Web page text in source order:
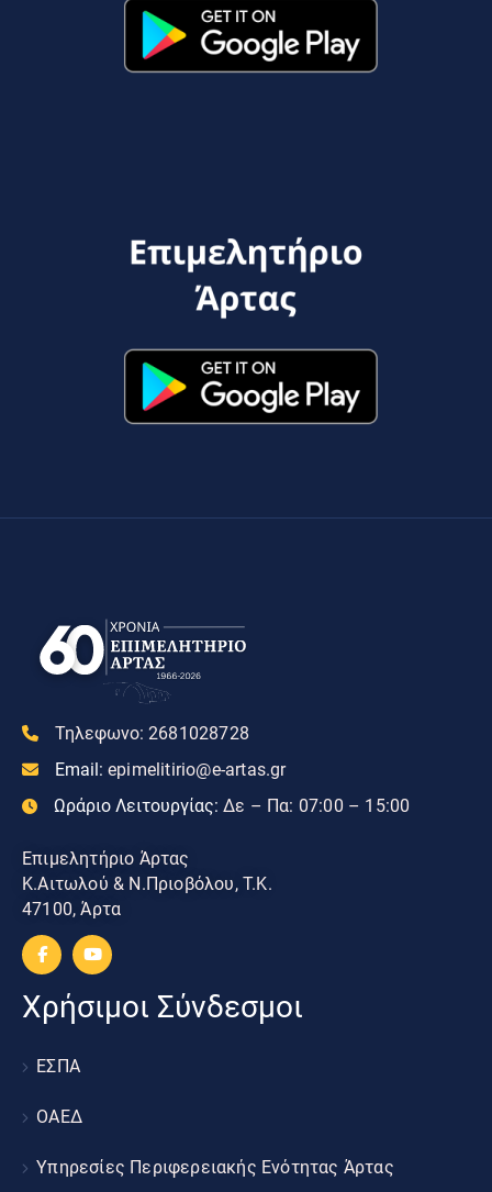
Τηλεφωνο: 2681028728
Email: epimelitirio@e-artas.gr
Ωράριο Λειτουργίας: Δε – Πα: 07:00 – 15:00
Επιμελητήριο Άρτας
Κ.Αιτωλού & Ν.Πριοβόλου, Τ.Κ.
47100, Άρτα
Χρήσιμοι Σύνδεσμοι
ΕΣΠΑ
ΟΑΕΔ
Υπηρεσίες Περιφερειακής Ενότητας Άρτας